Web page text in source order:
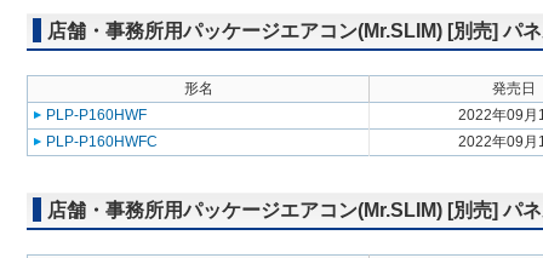
店舗・事務所用パッケージエアコン(Mr.SLIM) [別売] パ
形名
発売日
PLP-P160HWF
2022年09月
PLP-P160HWFC
2022年09月
店舗・事務所用パッケージエアコン(Mr.SLIM) [別売] パ